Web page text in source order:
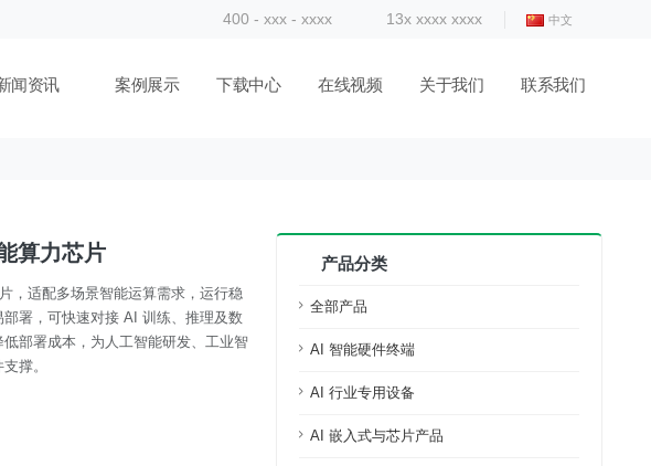
400 - xxx - xxxx 13x xxxx xxxx 中文
闻资讯 案例展示 下载中心 在线视频 关于我们 联系我们
算力芯片
，适配多场景智能运算需求，运行稳
署，可快速对接 AI 训练、推理及数
部署成本，为人工智能研发、工业智
撑。
产品分类
全部产品
AI 智能硬件终端
AI 行业专用设备
AI 嵌入式与芯片产品